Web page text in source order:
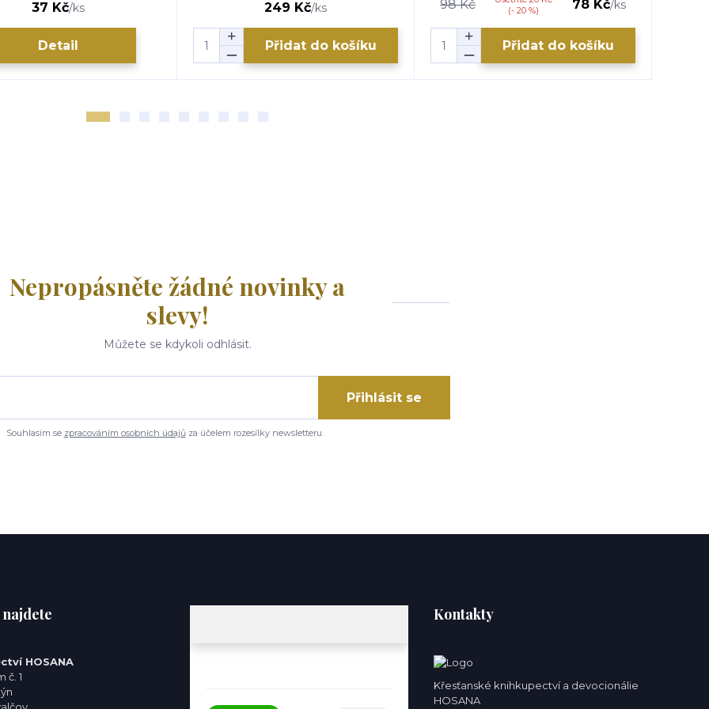
37 Kč/ks
Detail
249 Kč/ks
Přidat do košíku
98 Kč
(- 20 %)
78 Kč/ks
Přidat do košíku
Nepropásněte žádné novinky a
slevy!
Můžete se kdykoli odhlásit.
Přihlásit se
Souhlasím se zpracováním osobních údajůza účelem rozesílky newsletteru.
HOSANA
č. 1
Kontakty
Křesťanské knihkupectví a devocionálie
HOSANA